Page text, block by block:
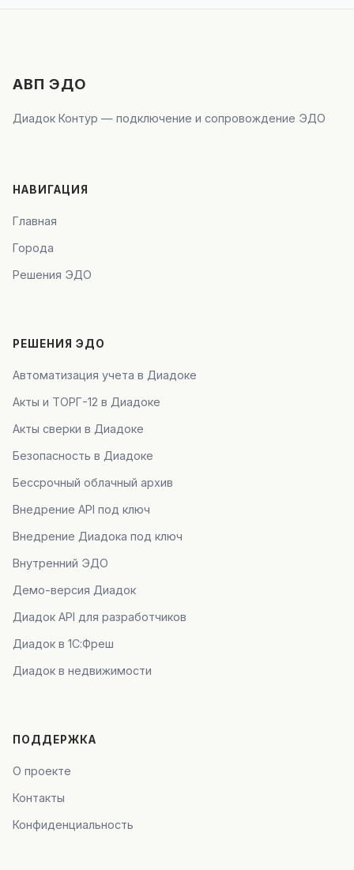
АВП ЭДО
Диадок Контур — подключение и сопровождение ЭДО
НАВИГАЦИЯ
Главная
Города
Решения ЭДО
РЕШЕНИЯ ЭДО
Автоматизация учета в Диадоке
Акты и ТОРГ-12 в Диадоке
Акты сверки в Диадоке
Безопасность в Диадоке
Бессрочный облачный архив
Внедрение API под ключ
Внедрение Диадока под ключ
Внутренний ЭДО
Демо-версия Диадок
Диадок API для разработчиков
Диадок в 1С:Фреш
Диадок в недвижимости
ПОДДЕРЖКА
О проекте
Контакты
Конфиденциальность